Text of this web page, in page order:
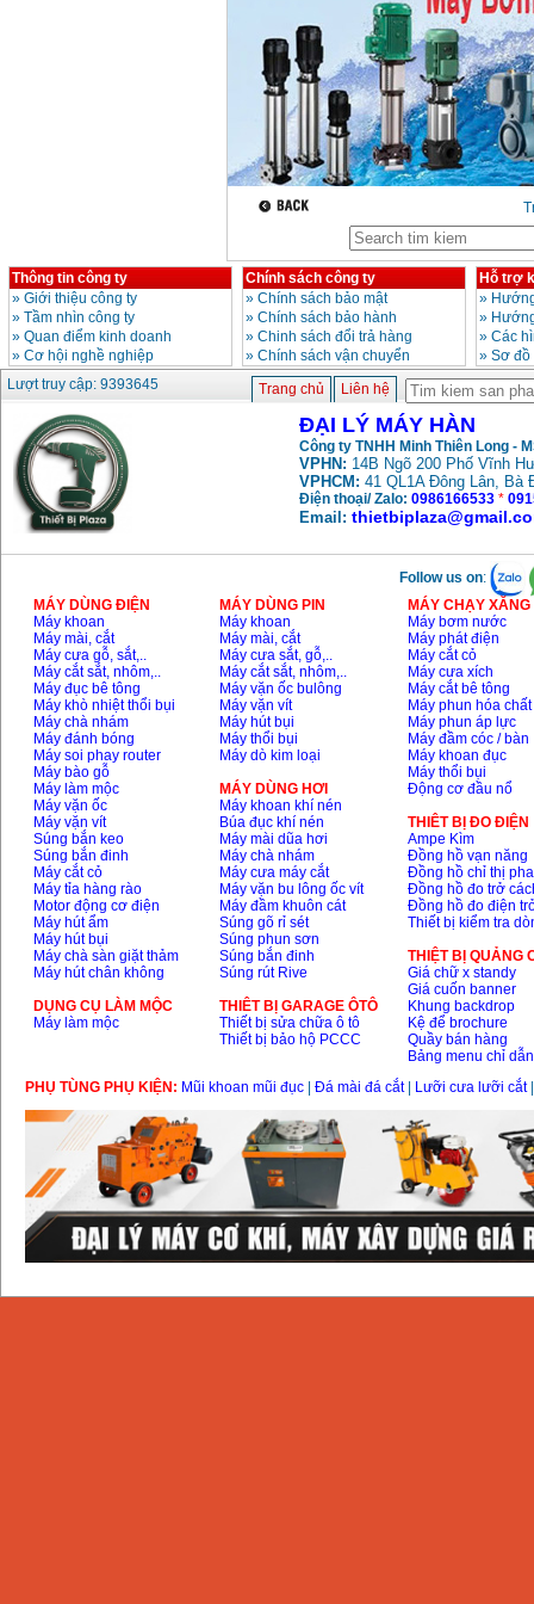
Thông tin công ty
» Giới thiệu công ty
» Tầm nhìn công ty
» Quan điểm kinh doanh
» Cơ hội nghề nghiệp
Chính sách công ty
» Chính sách bảo mật
» Chính sách bảo hành
» Chinh sách đổi trả hàng
» Chính sách vận chuyển
Hỗ trợ
»
»
» Các
» Sơ
Lượt truy cập: 9393645
Trang chủ Liên hệ
ĐẠI LÝ MÁY HÀN
Công ty TNHH Minh Thiên Long -
VPHN: 14B Ngõ 200 Phố Vĩnh
VPHCM: 41 QL1A Đông Lân, Bà
Điện thoại/ Zalo: 0986166533 *
Email:
Follow us on:
MÁY DÙNG ĐIỆN
Máy khoan
Máy mài, cắt
Máy cưa gỗ, sắt,..
Máy cắt sắt, nhôm,..
Máy đục bê tông
Máy khò nhiệt thổi bụi
Máy chà nhám
Máy đánh bóng
Máy soi phay router
Máy bào gỗ
Máy làm mộc
Máy vặn ốc
Máy vặn vít
Súng bắn keo
Súng bắn đinh
Máy cắt cỏ
Máy tỉa hàng rào
Motor động cơ điện
Máy hút ẩm
Máy hút bụi
Máy chà sàn giặt thảm
Máy hút chân không
DỤNG CỤ LÀM MỘC
Máy làm mộc
MÁY DÙNG PIN
Máy khoan
Máy mài, cắt
Máy cưa sắt, gỗ,..
Máy cắt sắt, nhôm,..
Máy vặn ốc bulông
Máy vặn vít
Máy hút bụi
Máy thổi bụi
Máy dò kim loại
MÁY DÙNG HƠI
Máy khoan khí nén
Búa đục khí nén
Máy mài dũa hơi
Máy chà nhám
Máy cưa máy cắt
Máy vặn bu lông ốc vít
Máy đầm khuôn cát
Súng gõ rỉ sét
Súng phun sơn
Súng bắn đinh
Súng rút Rive
THIÊT BỊ GARAGE ÔTÔ
Thiết bị sửa chữa ô tô
Thiết bị bảo hộ PCCC
MÁY CHẠY
Máy bơm nước
Máy phát điện
Máy cắt cỏ
Máy cưa xích
Máy cắt bê tông
Máy phun hóa chất
Máy phun áp lực
Máy đầm cóc / bàn
Máy khoan đục
Máy thổi bụi
Động cơ đầu nổ
THIÊT BỊ ĐO ĐIỆN
Ampe Kìm
Đồng hồ vạn năng
Đồng hồ chỉ thị pha
Đồng hồ đo trở
Đồng hồ đo điện
Thiết bị kiểm tra
THIỆT BỊ QUẢNG
Giá chữ x standy
Giá cuốn banner
Khung backdrop
Kệ để brochure
Quầy bán hàng
Bảng menu chỉ dẫn
PHỤ TÙNG PHỤ KIỆN: Mũi khoan mũi đục Đá mài đá cắt| Lưỡi cưa lưỡi cắt